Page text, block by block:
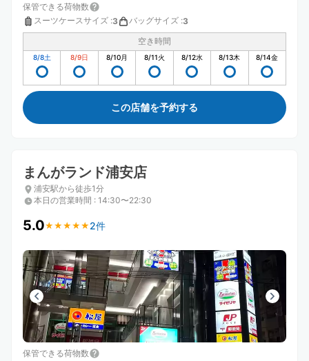
保管できる荷物数
スーツケースサイズ :3 バッグサイズ :3
空き時間
8/8土 8/9日 8/10月 8/11火 8/12水 8/13木 8/14金
この店舗を予約する
まんがランド浦安店
浦安駅から徒歩1分
本日の営業時間 : 14:30〜22:30
5.0★ ★ ★ ★ ★
★ ★ ★ ★ ★ 2件
保管できる荷物数